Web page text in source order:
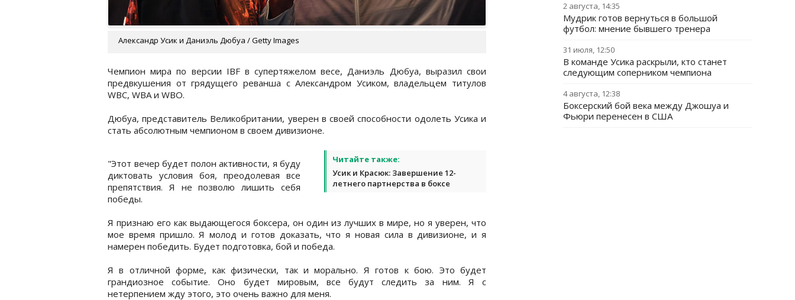
Александр Усик и Даниэль Дюбуа / Getty Images
Чемпион мира по версии IBF в супертяжелом весе, Даниэль Дюбуа, выразил свои
предвкушения от грядущего реванша с Александром Усиком, владельцем титулов
WBC, WBA и WBO.
Дюбуа, представитель Великобритании, уверен в своей способности одолеть Усика и
стать абсолютным чемпионом в своем дивизионе.
Читайте также:
Усик и Красюк: Завершение 12-
летнего партнерства в боксе
"Этот вечер будет полон активности, я буду
диктовать условия боя, преодолевая все
препятствия. Я не позволю лишить себя
победы.
Я признаю его как выдающегося боксера, он один из лучших в мире, но я уверен, что
мое время пришло. Я молод и готов доказать, что я новая сила в дивизионе, и я
намерен победить. Будет подготовка, бой и победа.
Я в отличной форме, как физически, так и морально. Я готов к бою. Это будет
грандиозное событие. Оно будет мировым, все будут следить за ним. Я с
нетерпением жду этого, это очень важно для меня.
2 августа, 14:35
Мудрик готов вернуться в большой
футбол: мнение бывшего тренера
31 июля, 12:50
В команде Усика раскрыли, кто станет
следующим соперником чемпиона
4 августа, 12:38
Боксерский бой века между Джошуа и
Фьюри перенесен в США